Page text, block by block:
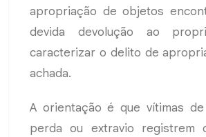
apropriação de objetos
devida devolução ao
caracterizar o delito de
achada.
A orientação é que vítimas
perda ou extravio registrem